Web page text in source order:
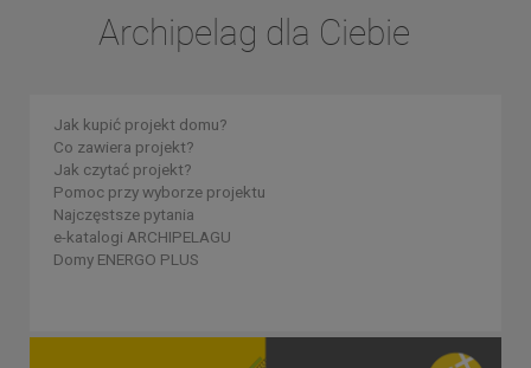
Archipelag dla Ciebie
Jak kupić projekt domu?
Co zawiera projekt?
Jak czytać projekt?
Pomoc przy wyborze projektu
Najczęstsze pytania
e-katalogi ARCHIPELAGU
Domy ENERGO PLUS